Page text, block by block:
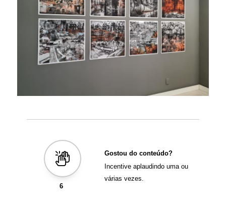
6
Gostou do conteúdo?
Incentive aplaudindo uma ou
várias vezes.